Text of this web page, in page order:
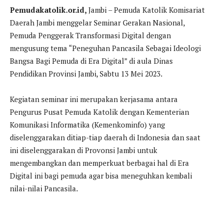
Pemudakatolik.or.id, Jambi – Pemuda Katolik Komisariat
Daerah Jambi menggelar Seminar Gerakan Nasional,
Pemuda Penggerak Transformasi Digital dengan
mengusung tema “Peneguhan Pancasila Sebagai Ideologi
Bangsa Bagi Pemuda di Era Digital” di aula Dinas
Pendidikan Provinsi Jambi, Sabtu 13 Mei 2023.
Kegiatan seminar ini merupakan kerjasama antara
Pengurus Pusat Pemuda Katolik dengan Kementerian
Komunikasi Informatika (Kemenkominfo) yang
diselenggarakan ditiap-tiap daerah di Indonesia dan saat
ini diselenggarakan di Provonsi Jambi untuk
mengembangkan dan memperkuat berbagai hal di Era
Digital ini bagi pemuda agar bisa meneguhkan kembali
nilai-nilai Pancasila.